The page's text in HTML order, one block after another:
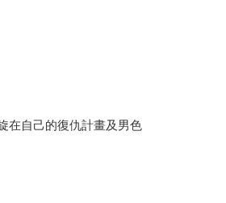
在自己的復仇計畫及男色